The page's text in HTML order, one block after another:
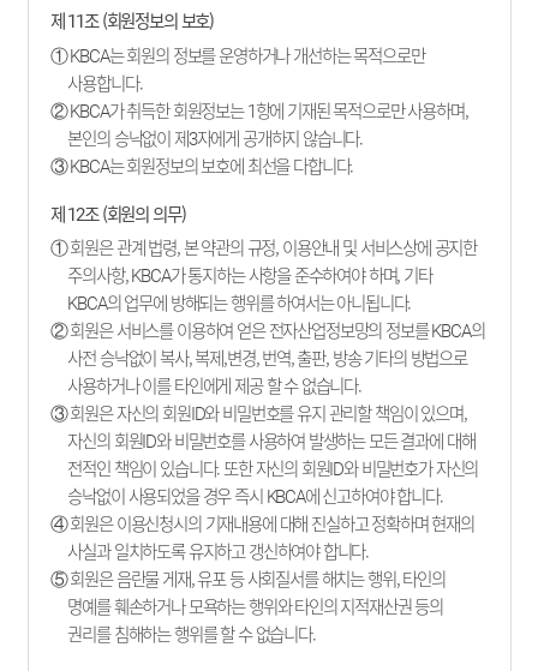
제 11조 (회원정보의 보호)
① KBCA는 회원의 정보를 운영하거나 개선하는 목적으로만
사용합니다.
② KBCA가 취득한 회원정보는 1항에 기재된 목적으로만 사용하며,
본인의 승낙없이 제3자에게 공개하지 않습니다.
③ KBCA는 회원정보의 보호에 최선을 다합니다.
제 12조 (회원의 의무)
① 회원은 관계 법령, 본 약관의 규정, 이용안내 및 서비스상에 공지한
주의사항, KBCA가 통지하는 사항을 준수하여야 하며, 기타
KBCA의 업무에 방해되는 행위를 하여서는 아니됩니다.
② 회원은 서비스를 이용하여 얻은 전자산업정보망의 정보를 KBCA의
사전 승낙없이 복사, 복제,변경, 번역, 출판, 방송 기타의 방법으로
사용하거나 이를 타인에게 제공 할 수 없습니다.
③ 회원은 자신의 회원ID와 비밀번호를 유지 관리할 책임이 있으며,
자신의 회원ID와 비밀번호를 사용하여 발생하는 모든 결과에 대해
전적인 책임이 있습니다. 또한 자신의 회원ID와 비밀번호가 자신의
승낙없이 사용되었을 경우 즉시 KBCA에 신고하여야 합니다.
④ 회원은 이용신청시의 기재내용에 대해 진실하고 정확하며 현재의
사실과 일치하도록 유지하고 갱신하여야 합니다.
⑤ 회원은 음란물 게재, 유포 등 사회질서를 해치는 행위, 타인의
명예를 훼손하거나 모욕하는 행위와 타인의 지적재산권 등의
권리를 침해하는 행위를 할 수 없습니다.